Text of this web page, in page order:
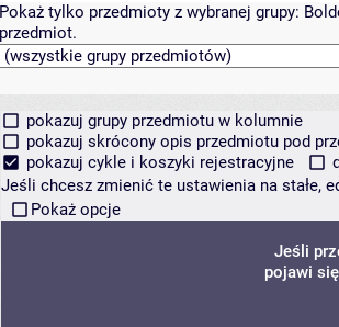
Pokaż tylko przedmioty z wybranej grupy:
przedmiot.
pokazuj grupy przedmiotu w kolumnie
pokazuj skrócony opis przedmiotu pod
pokazuj cykle i koszyki rejestracyjne
Jeśli chcesz zmienić te ustawienia na stałe,
Pokaż opcje
Jeśli
pojawi